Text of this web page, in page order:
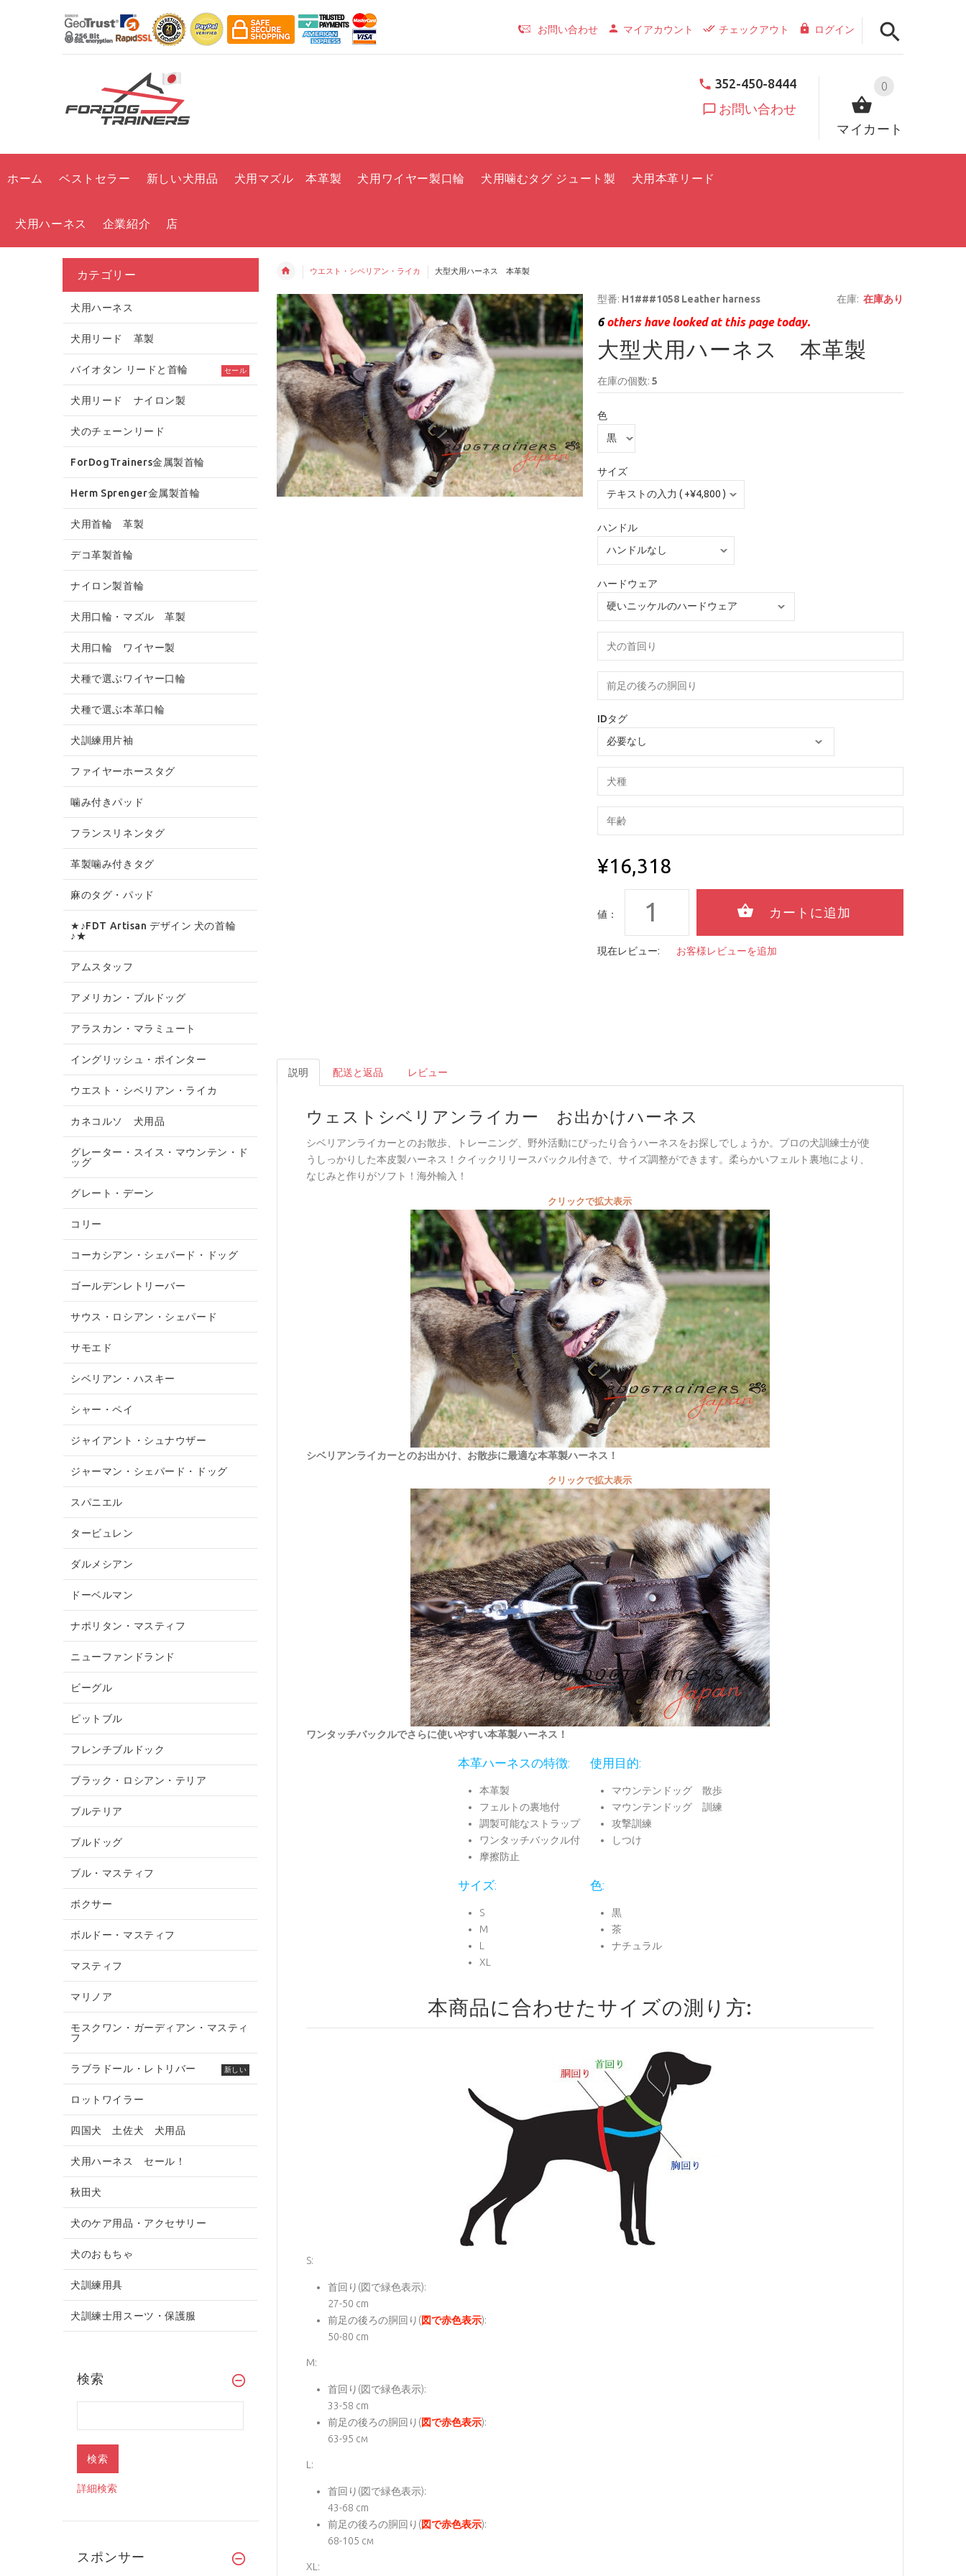
お問い合わせ マイアカウント チェックアウト ログイン
0
マイカート
352-450-8444
お問い合わせ
ホーム ベストセラー 新しい犬用品 犬用マズル 本革製 犬用ワイヤー製口輪 犬用噛むタグ ジュート製 犬用本革リード
犬用ハーネス 企業紹介 店
ウエスト・シベリアン・ライカ 大型犬用ハーネス 本革製
型番: H1###1058 Leather harness 在庫: 在庫あり
6others have looked at this page today.
大型犬用ハーネス 本革製
在庫の個数: 5
色
サイズ
ハンドル
ハードウェア
IDタグ
¥16,318
値：
現在レビュー: お客様レビューを追加
説明 配送と返品 レビュー
ウェストシベリアンライカー お出かけハーネス
シベリアンライカーとのお散歩、トレーニング、野外活動にぴったり合うハーネスをお探しでしょうか。プロの犬訓練士が使
うしっかりした本皮製ハーネス！クイックリリースバックル付きで、サイズ調整ができます。柔らかいフェルト裏地により、
なじみと作りがソフト！海外輸入！
クリックで拡大表示
シベリアンライカーとのお出かけ、お散歩に最適な本革製ハーネス！
クリックで拡大表示
ワンタッチバックルでさらに使いやすい本革製ハーネス！
本革ハーネスの特徴:
本革製
フェルトの裏地付
調製可能なストラップ
ワンタッチバックル付
摩擦防止
使用目的:
マウンテンドッグ 散歩
マウンテンドッグ 訓練
攻撃訓練
しつけ
サイズ:
S
M
L
XL
色:
黒
茶
ナチュラル
本商品に合わせたサイズの測り方:
S:
首回り(図で緑色表示):
27-50 cm
前足の後ろの胴回り(図で赤色表示):
50-80 cm
M:
首回り(図で緑色表示):
33-58 cm
前足の後ろの胴回り(図で赤色表示):
63-95 cм
L:
首回り(図で緑色表示):
43-68 cm
前足の後ろの胴回り(図で赤色表示):
68-105 cм
XL:
カテゴリー
犬用ハーネス
犬用リード 革製
バイオタン リードと首輪 セール
犬用リード ナイロン製
犬のチェーンリード
ForDogTrainers金属製首輪
Herm Sprenger金属製首輪
犬用首輪 革製
デコ革製首輪
ナイロン製首輪
犬用口輪・マズル 革製
犬用口輪 ワイヤー製
犬種で選ぶワイヤー口輪
犬種で選ぶ本革口輪
犬訓練用片袖
ファイヤーホースタグ
噛み付きパッド
フランスリネンタグ
革製噛み付きタグ
麻のタグ・パッド
★♪FDT Artisan デザイン 犬の首輪
♪★
アムスタッフ
アメリカン・ブルドッグ
アラスカン・マラミュート
イングリッシュ・ポインター
ウエスト・シベリアン・ライカ
カネコルソ 犬用品
グレーター・スイス・マウンテン・ド
ッグ
グレート・デーン
コリー
コーカシアン・シェパード・ドッグ
ゴールデンレトリーバー
サウス・ロシアン・シェパード
サモエド
シベリアン・ハスキー
シャー・ペイ
ジャイアント・シュナウザー
ジャーマン・シェパード・ドッグ
スパニエル
タービュレン
ダルメシアン
ドーベルマン
ナポリタン・マスティフ
ニューファンドランド
ビーグル
ピットブル
フレンチブルドック
ブラック・ロシアン・テリア
ブルテリア
ブルドッグ
ブル・マスティフ
ボクサー
ボルドー・マスティフ
マスティフ
マリノア
モスクワン・ガーディアン・マスティ
フ
ラブラドール・レトリバー 新しい
ロットワイラー
四国犬 土佐犬 犬用品
犬用ハーネス セール！
秋田犬
犬のケア用品・アクセサリー
犬のおもちゃ
犬訓練用具
犬訓練士用スーツ・保護服
検索
詳細検索
スポンサー